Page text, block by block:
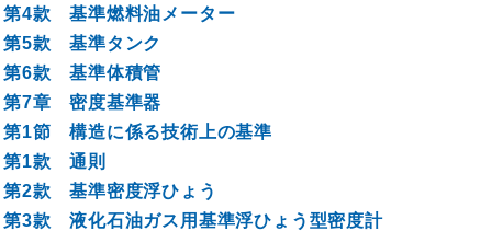
第4款 基準燃料油メーター
第5款 基準タンク
第6款 基準体積管
第7章 密度基準器
第1節 構造に係る技術上の基準
第1款 通則
第2款 基準密度浮ひょう
第3款 液化石油ガス用基準浮ひょう型密度計